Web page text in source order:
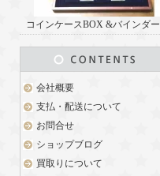
コインケースBOX &バインダー
会社概要
支払・配送について
お問合せ
ショップブログ
買取りについて